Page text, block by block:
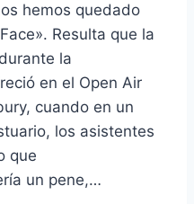
hemos quedado
Resulta que la
la
en el Open Air
cuando en un
los asistentes
que
un pene,…